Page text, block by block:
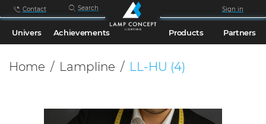
Contact Search Sign in
Univers Achievements Products Partners
Home Lampline LL-HU (4)